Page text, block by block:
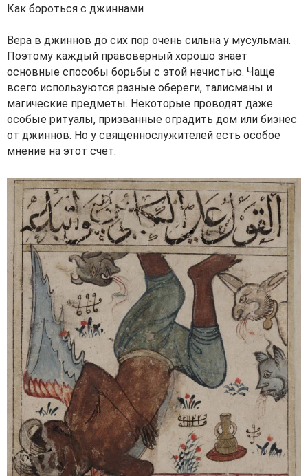
Как бороться с джиннами
Вера в джиннов до сих пор очень сильна у мусульман.
Поэтому каждый правоверный хорошо знает
основные способы борьбы с этой нечистью. Чаще
всего используются разные обереги, талисманы и
магические предметы. Некоторые проводят даже
особые ритуалы, призванные оградить дом или бизнес
от джиннов. Но у священнослужителей есть особое
мнение на этот счет.